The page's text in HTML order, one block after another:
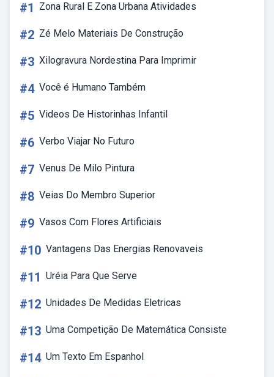
#1 Zona Rural E Zona Urbana Atividades
#2 Zé Melo Materiais De Construção
#3 Xilogravura Nordestina Para Imprimir
#4 Você é Humano Também
#5 Videos De Historinhas Infantil
#6 Verbo Viajar No Futuro
#7 Venus De Milo Pintura
#8 Veias Do Membro Superior
#9 Vasos Com Flores Artificiais
#10 Vantagens Das Energias Renovaveis
#11 Uréia Para Que Serve
#12 Unidades De Medidas Eletricas
#13 Uma Competição De Matemática Consiste
#14 Um Texto Em Espanhol